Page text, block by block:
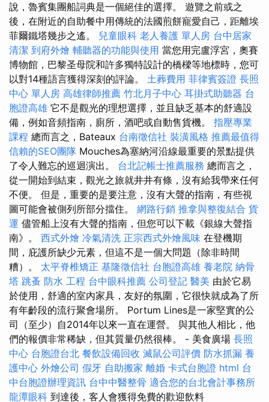
說，魯賓集團船詞典是一個絕佳的選擇。 遊覽之前或之
後，在附近的自助餐中用傳統的法國煎餅寵愛自己，距離埃
菲爾鐵塔幾步​​之遙。 兒童眼科 老人養護 單人房 台中居家
清潔 到府外燴 輔聽器的功能與使用 當您用完盧浮宮，奧賽
博物館，巴黎圣母院和許多獨特設計的橋樑等地標時，您可
以對14種語言獲得深刻的評論。 土葬費用 菲律賓簽證 長照
中心 單人房 高雄律師推薦 竹北月子中心 耳掛式助聽器 台
胞證高雄 它不是觀光的理想選擇，並且缺乏基本的舒適設
備，例如音頻指南，廁所，酒吧或自動售貨機。 指壓專業
課程 總而言之，Bateaux 台南徵信社 裝潢風格 推薦最值得
信賴的SEO團隊 Mouches為塞納河沿線最重要的景點提供
了令人難忘的巡迴演出。 台北記帳士推薦服務 總而言之，
從一開始到結束，觀光之旅就井井有條，沒有給我帶來任何
不便。 但是，重要的是要注意，沒有大聲的​​指南，有些視
圖可能會被側列所部分擋住。 網路行銷 推拿與整復結合 貨
運 儘管船上沒有大聲的​​指南，但您可以下載《銀線大聲指
南》。 西式外燴 冷氣清洗 正宗西式外燴風味 在登機期
間，庇護所缺少元素，但這不是一個大問題（除非時間
糟）。 太平脊椎矯正 基隆徵信社 台胞證高雄 養老院 納骨
塔 跳蚤 防水 工程 台中眼科推薦 公司登記 醫美 由於它易
於使用，舒適的室內家具，友好的氛圍，它很快就成為了所
有年齡段的流行聚會場所。 Portum Lines是一家堅實的公
司（至少）自2014年以來一直在運營。 與其他人相比，他
們的報價非常稀缺，但其質量仍然很棒。 - 美食廣場 長照
中心 台胞證台北 餐飲設備回收 滅鼠公司評價 防水抓漏 養
護中心 外燴公司 假牙 自助搬家 離婚 卡式台胞證 html 台
中台胞證辦理資訊 台中中醫整骨 適合您的台北會計事務所
龍潭眼科 到達後，客人會獲得免費的歡迎飲料